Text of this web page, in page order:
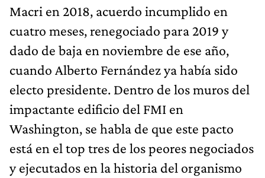
Macri en 2018, acuerdo incumplido en
cuatro meses, renegociado para 2019 y
dado de baja en noviembre de ese año,
cuando Alberto Fernández ya había sido
electo presidente. Dentro de los muros del
impactante edificio del FMI en
Washington, se habla de que este pacto
está en el top tres de los peores negociados
y ejecutados en la historia del organismo